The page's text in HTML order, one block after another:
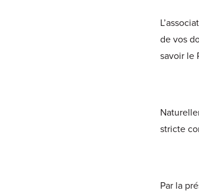
de vos
savoir le
stricte
Par la